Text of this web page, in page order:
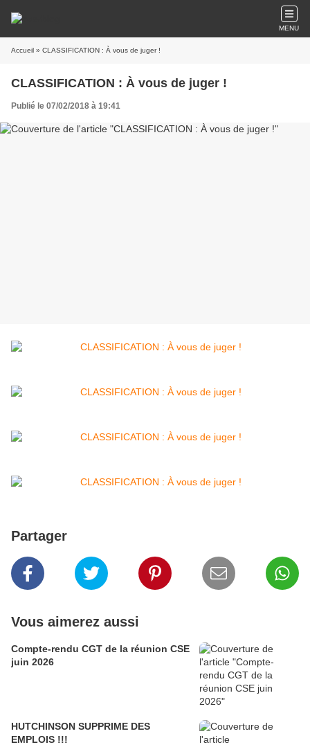
MENU
Accueil » CLASSIFICATION : À vous de juger !
CLASSIFICATION : À vous de juger !
Publié le 07/02/2018 à 19:41
Partager
Vous aimerez aussi
Compte-rendu CGT de la réunion CSE
juin 2026
HUTCHINSON SUPPRIME DES
EMPLOIS !!!